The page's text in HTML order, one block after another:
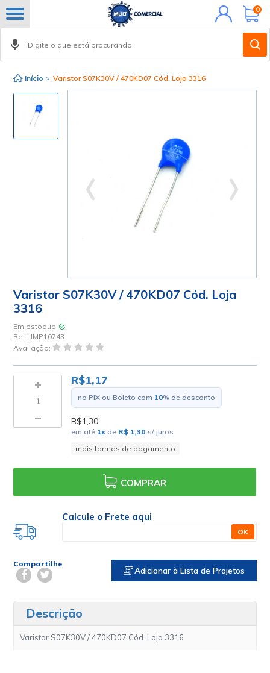
Minha
conta
0
Início > Varistor S07K30V / 470KD07 Cód. Loja 3316
Varistor S07K30V / 470KD07 Cód. Loja
3316
Em estoque
Ref.: IMP10743
Avaliação:
R$1,17
no PIX ou Boleto com 10% de desconto
R$1,30
em até 1x de R$ 1,30 s/ juros
mais formas de pagamento
COMPRAR
Calcule o Frete aqui
OK
Compartilhe
Adicionar à Lista de Projetos
Descrição
Varistor S07K30V / 470KD07 Cód. Loja 3316